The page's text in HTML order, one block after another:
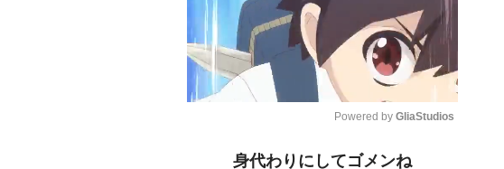
Powered by GliaStudios
身代わりにしてゴメンね